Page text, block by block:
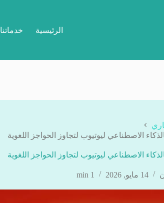
الرئيسية خدماتنا
الاصطناعي ليوتيوب لتجاوز الحواجز اللغوية
الاصطناعي ليوتيوب لتجاوز الحواجز اللغوية
14 مايو, 2026 1 min